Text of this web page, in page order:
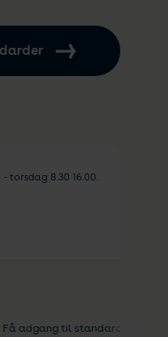
torsdag 8.30 16.00.
Få adgang til standarder